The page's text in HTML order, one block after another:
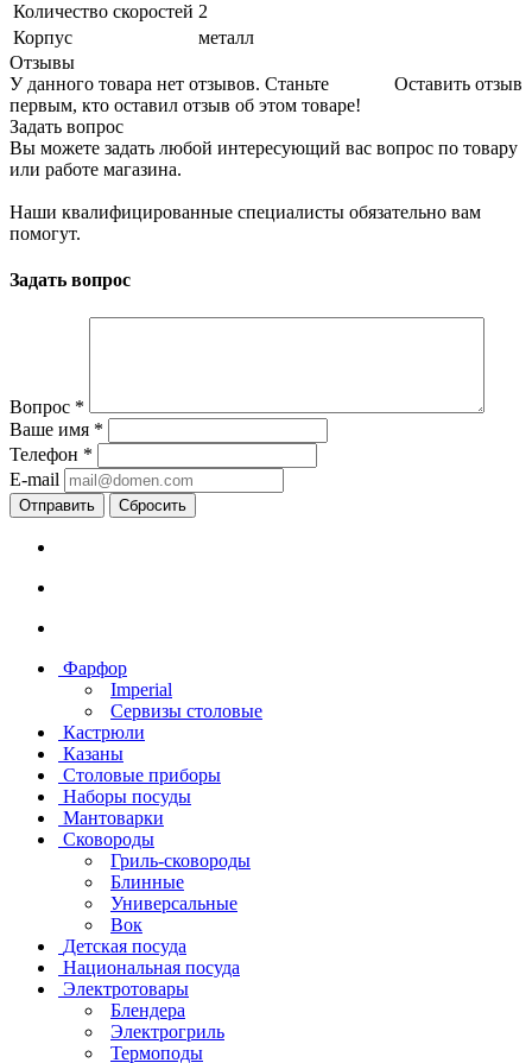
Количество скоростей 2
Корпус
металл
Отзывы
Оставить отзыв
У данного товара нет отзывов. Станьте
первым, кто оставил отзыв об этом товаре!
Задать вопрос
Вы можете задать любой интересующий вас вопрос по товару
или работе магазина.
Наши квалифицированные специалисты обязательно вам
помогут.
Задать вопрос
Вопрос *
Ваше имя *
Телефон *
E-mail
Сбросить
Фарфор
Imperial
Сервизы столовые
Кастрюли
Казаны
Столовые приборы
Наборы посуды
Мантоварки
Сковороды
Гриль-сковороды
Блинные
Универсальные
Вок
Детская посуда
Национальная посуда
Электротовары
Блендера
Электрогриль
Термоподы